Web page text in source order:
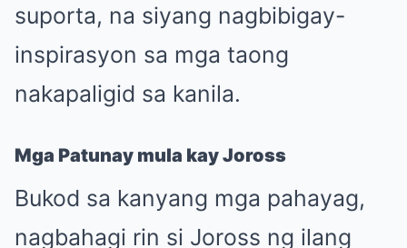
suporta, na siyang nagbibigay-
inspirasyon sa mga taong
nakapaligid sa kanila.
Mga Patunay mula kay Joross
Bukod sa kanyang mga pahayag,
nagbahagi rin si Joross ng ilang